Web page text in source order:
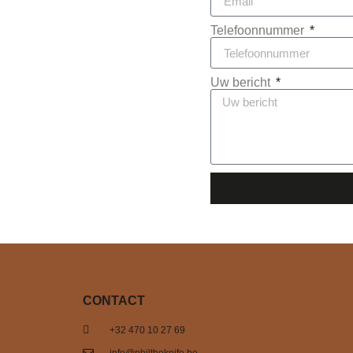
Telefoonnummer
Uw bericht
CONTACT
+32 470 10 27 69